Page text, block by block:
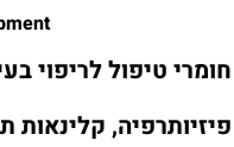
טיפול לריפוי
קלינאות